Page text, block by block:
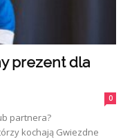
prezent dla
0
partnera?
kochają Gwiezdne